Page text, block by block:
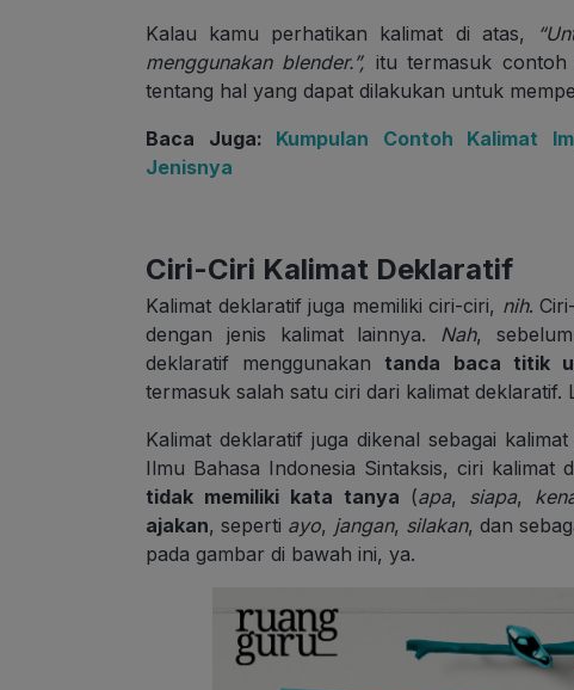
Kalau kamu perhatikan kalimat di atas,
menggunakan blender.”, itu termasuk contoh
tentang hal yang dapat dilakukan untuk
Baca Juga: Kumpulan Contoh Kalimat
Jenisnya
Ciri-Ciri Kalimat Deklaratif
Kalimat deklaratif juga memiliki ciri-ciri, nih.
dengan jenis kalimat lainnya. Nah,
deklaratif menggunakan tanda baca titik
termasuk salah satu ciri dari kalimat
Kalimat deklaratif juga dikenal sebagai
Ilmu Bahasa Indonesia Sintaksis, ciri kalimat
tidak memiliki kata tanya (apa, siapa,
ajakan, seperti ayo, jangan, silakan, dan
pada gambar di bawah ini, ya.